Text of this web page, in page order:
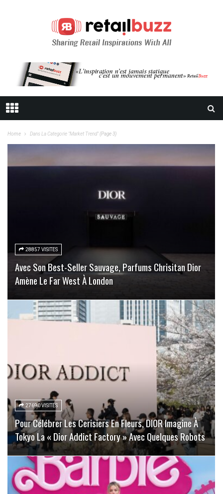
Home Dans La Categorie "Market Trend"(Page 3)
28857 VISITES
Avec Son Best-Seller Sauvage, Parfums Chrisitan Dior
Amène Le Far West À London
27690 VISITES
Pour Célébrer Les Cerisiers En Fleurs, DIOR Imagine À
Tokyo La « Dior Addict Factory » Avec Quelques Robots